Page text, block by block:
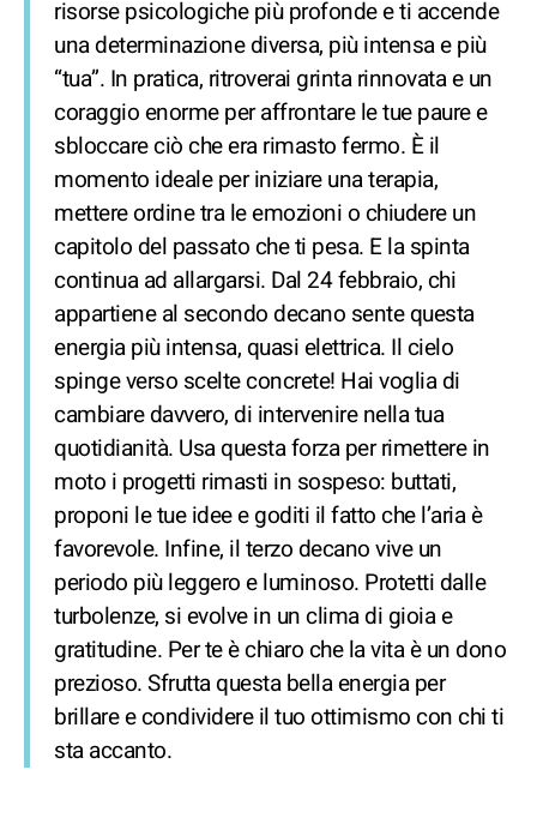
risorse psicologiche più profonde e ti accende
una determinazione diversa, più intensa e più
“tua”. In pratica, ritroverai grinta rinnovata e un
coraggio enorme per affrontare le tue paure e
sbloccare ciò che era rimasto fermo. È il
momento ideale per iniziare una terapia,
mettere ordine tra le emozioni o chiudere un
capitolo del passato che ti pesa. E la spinta
continua ad allargarsi. Dal 24 febbraio, chi
appartiene al secondo decano sente questa
energia più intensa, quasi elettrica. Il cielo
spinge verso scelte concrete! Hai voglia di
cambiare davvero, di intervenire nella tua
quotidianità. Usa questa forza per rimettere in
moto i progetti rimasti in sospeso: buttati,
proponi le tue idee e goditi il fatto che l’aria è
favorevole. Infine, il terzo decano vive un
periodo più leggero e luminoso. Protetti dalle
turbolenze, si evolve in un clima di gioia e
gratitudine. Per te è chiaro che la vita è un dono
prezioso. Sfrutta questa bella energia per
brillare e condividere il tuo ottimismo con chi ti
sta accanto.